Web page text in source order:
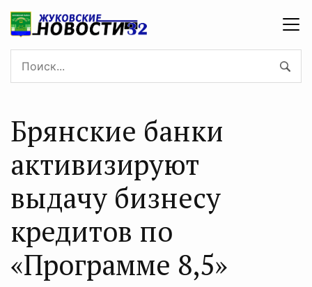
Брянские банки
активизируют
выдачу бизнесу
кредитов по
«Программе 8,5»